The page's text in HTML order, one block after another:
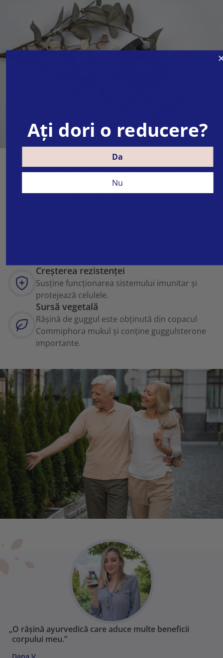
Beneficiile produsului Guggul 500 mg -
Creșterea rezistenței
Susține funcționarea sistemului imunitar și
protejează celulele.
Sursă vegetală
Rășină de guggul este obținută din copacul
Commiphora mukul și conține guggulsterone
importante.
„O rășină ayurvedică care aduce multe beneficii
corpului meu.”
Ați dori o reducere?
Da
Nu